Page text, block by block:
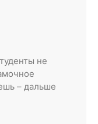
не
– дальше